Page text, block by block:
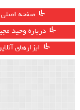
صفحه اصلی
درباره وحید
ابزارهای